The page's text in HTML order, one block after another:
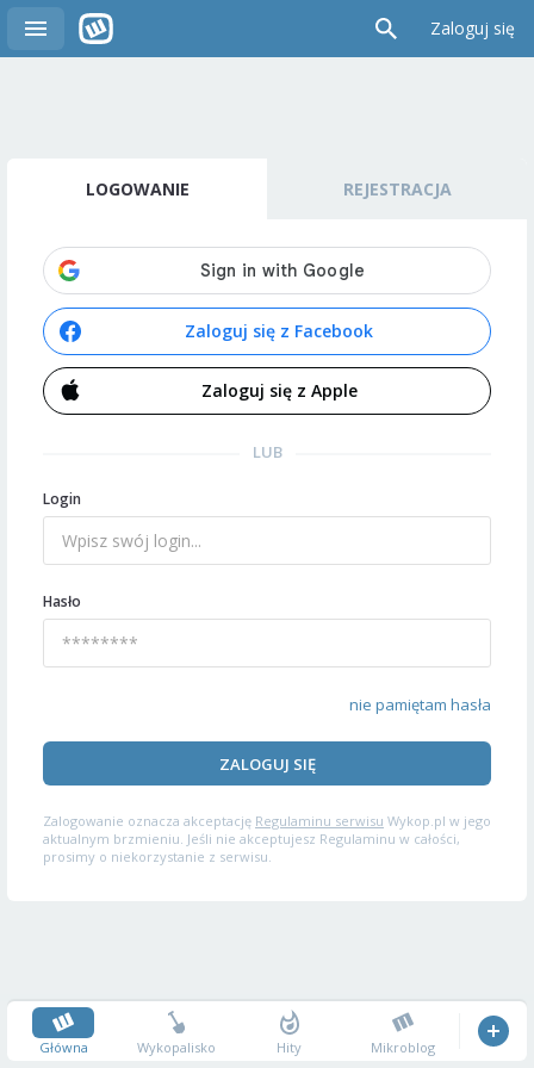
Zaloguj się
LOGOWANIE REJESTRACJA
Zaloguj się z Facebook
Zaloguj się z Apple
LUB
Login
Hasło
nie pamiętam hasła
ZALOGUJ SIĘ
Zalogowanie oznacza akceptację Regulaminu serwisu Wykop.pl w jego
aktualnym brzmieniu. Jeśli nie akceptujesz Regulaminu w całości,
prosimy o niekorzystanie z serwisu.
Główna Wykopalisko Hity Mikroblog